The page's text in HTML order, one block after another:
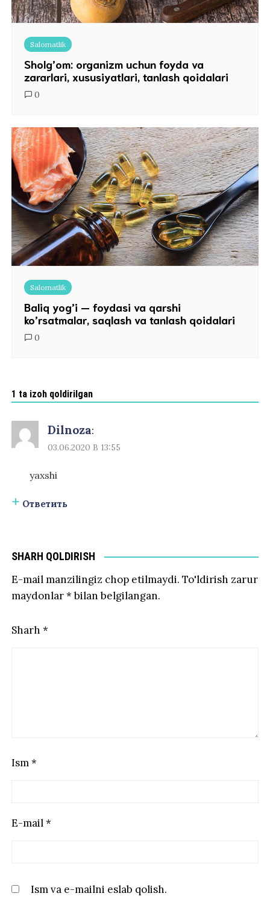
Salomatlik
Sholg’om: organizm uchun foyda va
zararlari, xususiyatlari, tanlash qoidalari
0
Salomatlik
Baliq yog’i — foydasi va qarshi
ko’rsatmalar, saqlash va tanlash qoidalari
0
1 ta izoh qoldirilgan
Dilnoza:
03.06.2020 В 13:55
yaxshi
Ответить
SHARH QOLDIRISH
E-mail manzilingiz chop etilmaydi. To'ldirish zarur
maydonlar*bilan belgilangan.
Sharh*
Ism*
E-mail*
Ism va e-mailni eslab qolish.